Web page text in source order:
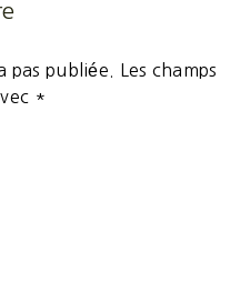
pas publiée.
Les champs
*